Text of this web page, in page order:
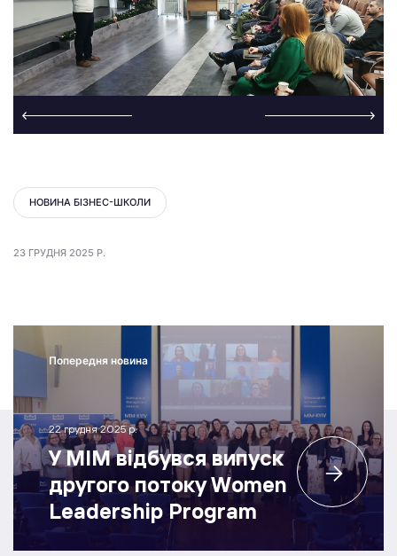
НОВИНА БІЗНЕС-ШКОЛИ
23 ГРУДНЯ 2025 Р.
Попередня новина
22 грудня 2025 р.
У МІМ відбувся випуск
другого потоку Women
Leadership Program